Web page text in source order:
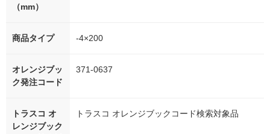
（mm）
商品タイプ -4×200
オレンジブッ
ク発注コード
371-0637
トラスコ オ
レンジブック
トラスコ オレンジブックコード検索対象品